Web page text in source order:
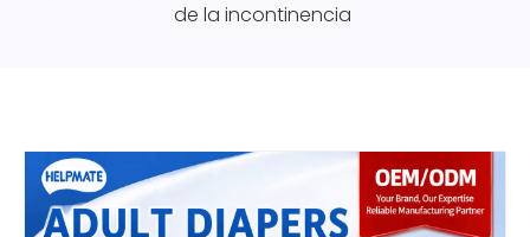
de la incontinencia